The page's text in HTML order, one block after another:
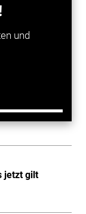
und
fordern
jetzt gilt